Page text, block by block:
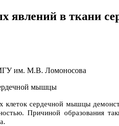
явлений в ткани
МГУ им. М.В. Ломоносова
клеток сердечной мышцы
Причиной образования